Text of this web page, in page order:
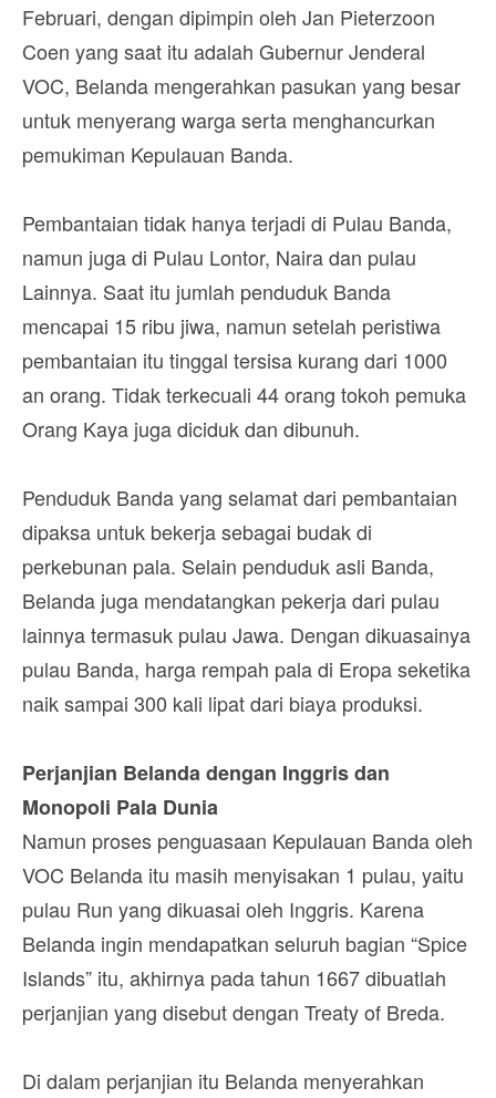
Februari, dengan dipimpin oleh Jan Pieterzoon
Coen yang saat itu adalah Gubernur Jenderal
VOC, Belanda mengerahkan pasukan yang besar
untuk menyerang warga serta menghancurkan
pemukiman Kepulauan Banda.
Pembantaian tidak hanya terjadi di Pulau Banda,
namun juga di Pulau Lontor, Naira dan pulau
Lainnya. Saat itu jumlah penduduk Banda
mencapai 15 ribu jiwa, namun setelah peristiwa
pembantaian itu tinggal tersisa kurang dari 1000
an orang. Tidak terkecuali 44 orang tokoh pemuka
Orang Kaya juga diciduk dan dibunuh.
Penduduk Banda yang selamat dari pembantaian
dipaksa untuk bekerja sebagai budak di
perkebunan pala. Selain penduduk asli Banda,
Belanda juga mendatangkan pekerja dari pulau
lainnya termasuk pulau Jawa. Dengan dikuasainya
pulau Banda, harga rempah pala di Eropa seketika
naik sampai 300 kali lipat dari biaya produksi.
Perjanjian Belanda dengan Inggris dan
Monopoli Pala Dunia
Namun proses penguasaan Kepulauan Banda oleh
VOC Belanda itu masih menyisakan 1 pulau, yaitu
pulau Run yang dikuasai oleh Inggris. Karena
Belanda ingin mendapatkan seluruh bagian “Spice
Islands” itu, akhirnya pada tahun 1667 dibuatlah
perjanjian yang disebut dengan Treaty of Breda.
Di dalam perjanjian itu Belanda menyerahkan